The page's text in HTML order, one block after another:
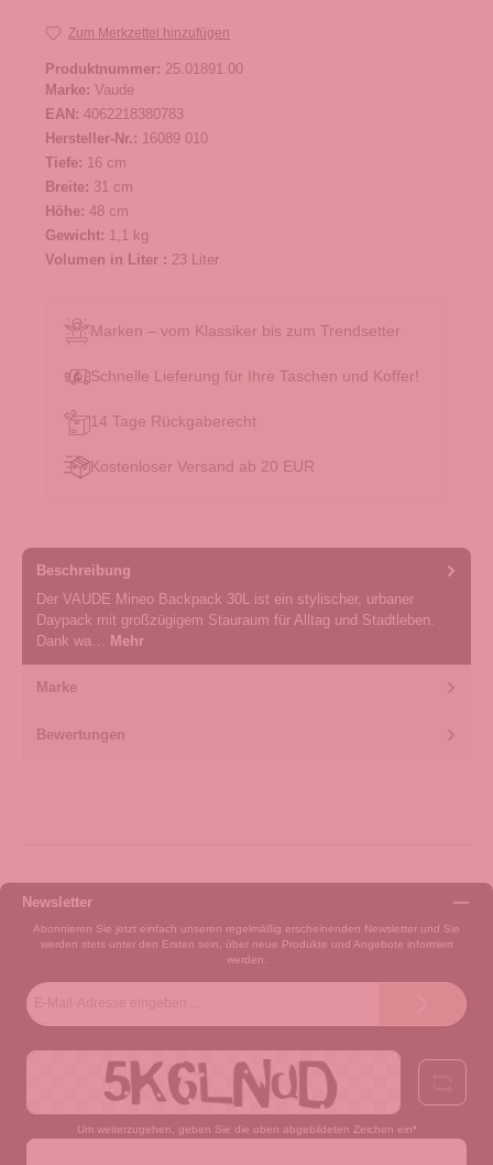
Zum Merkzettel hinzufügen
Produktnummer: 25.01891.00
Marke: Vaude
EAN: 4062218380783
Hersteller-Nr.: 16089 010
Tiefe: 16 cm
Breite: 31 cm
Höhe: 48 cm
Gewicht: 1,1 kg
Volumen in Liter : 23 Liter
Marken – vom Klassiker bis zum Trendsetter
Schnelle Lieferung für Ihre Taschen und Koffer!
14 Tage Rückgaberecht
Kostenloser Versand ab 20 EUR
Beschreibung
Der VAUDE Mineo Backpack 30L ist ein stylischer, urbaner
Daypack mit großzügigem Stauraum für Alltag und Stadtleben.
Dank wa…
Mehr
Marke
Bewertungen
Newsletter
Abonnieren Sie jetzt einfach unseren regelmäßig erscheinenden Newsletter und Sie
werden stets unter den Ersten sein, über neue Produkte und Angebote informiert
werden.
Um weiterzugehen, geben Sie die oben abgebildeten Zeichen ein*